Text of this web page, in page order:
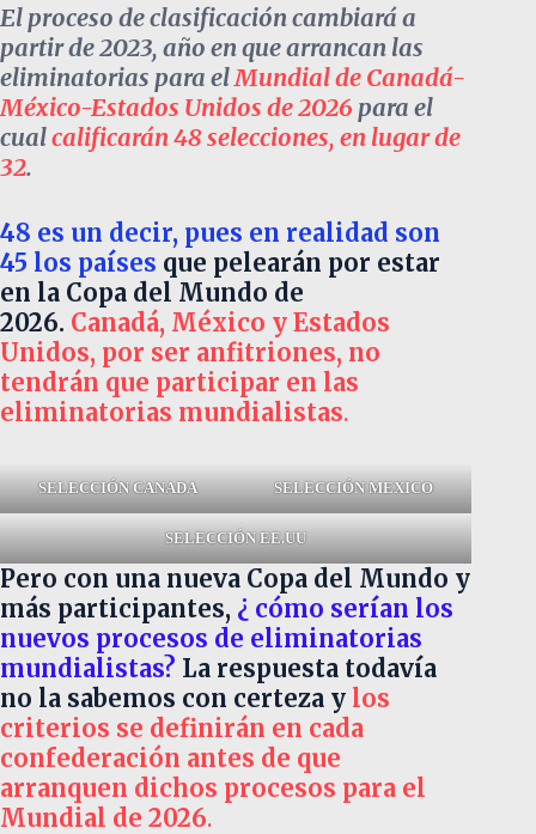
El proceso de clasificación cambiará a
partir de 2023, año en que arrancan las
eliminatorias para el Mundial de Canadá-
México-Estados Unidos de 2026 para el
cualcalificarán 48 selecciones, en lugar de
32.
48 es un decir, pues en realidad son
45 los países que pelearán por estar
en la Copa del Mundo de
2026. Canadá, México y Estados
Unidos, por ser anfitriones, no
tendrán que participar en las
eliminatorias mundialistas.
SELECCIÓN CANADA SELECCIÓN MEXICO
SELECCIÓN EE.UU
Pero con una nueva Copa del Mundo y
más participantes, ¿ cómo serían los
nuevos procesos de eliminatorias
mundialistas? La respuesta todavía
no la sabemos con certeza y los
criterios se definirán en cada
confederación antes de que
arranquen dichos procesos para el
Mundial de 2026.